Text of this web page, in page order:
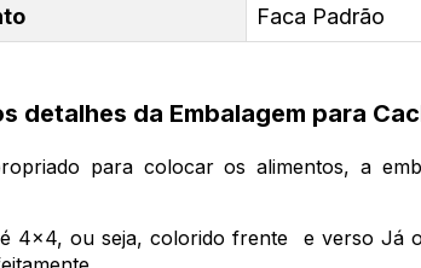
Faca Padrão
detalhes da Embalagem para
para colocar os alimentos, a
4x4, ou seja, colorido frente e verso Já